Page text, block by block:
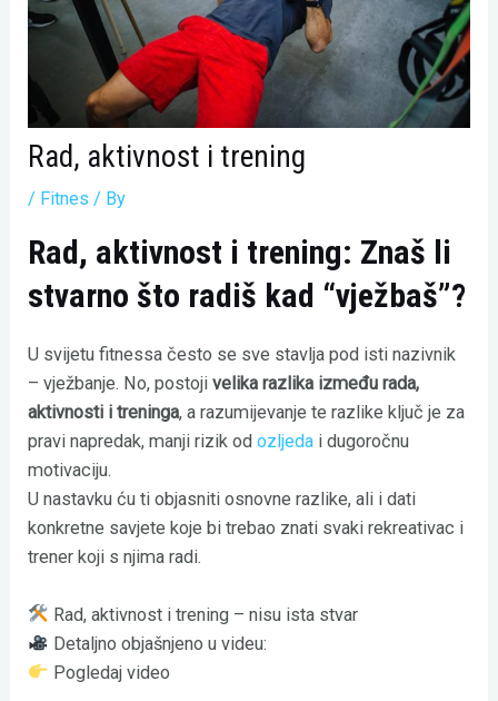
Rad, aktivnost i trening
/ Fitnes / By
Rad, aktivnost i trening: Znaš li
stvarno što radiš kad “vježbaš”?
U svijetu fitnessa često se sve stavlja pod isti nazivnik
– vježbanje. No, postojivelika razlika između rada,
aktivnosti i treninga, a razumijevanje te razlike ključ je za
pravi napredak, manji rizik odozljeda i dugoročnu
motivaciju.
U nastavku ću ti objasniti osnovne razlike, ali i dati
konkretne savjete koje bi trebao znati svaki rekreativac i
trener koji s njima radi.
Rad, aktivnost i trening – nisu ista stvar
Detaljno objašnjeno u videu:
Pogledaj video